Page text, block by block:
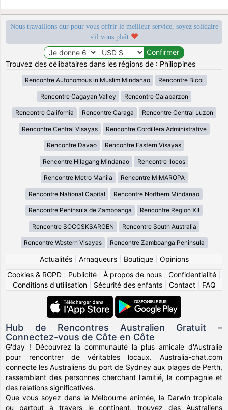
Nous travaillons dur pour vous offrir le meilleur service, soyez solidaire
s'il vous plaît
Trouvez des célibataires dans les régions de : Philippines
Rencontre Autonomous in Muslim Mindanao Rencontre Bicol
Rencontre Cagayan Valley Rencontre Calabarzon
Rencontre California Rencontre Caraga Rencontre Central Luzon
Rencontre Central Visayas Rencontre Cordillera Administrative
Rencontre Davao Rencontre Eastern Visayas
Rencontre Hilagang Mindanao Rencontre Ilocos
Rencontre Metro Manila Rencontre MIMAROPA
Rencontre National Capital Rencontre Northern Mindanao
Rencontre Península de Zamboanga Rencontre Region XII
Rencontre SOCCSKSARGEN Rencontre South Australia
Rencontre Western Visayas Rencontre Zamboanga Peninsula
Actualités| Arnaqueurs| Boutique| Opinions
Cookies & RGPD
Publicité À propos de nous Confidentialité
Conditions d'utilisation| Sécurité des enfants| Contact| FAQ
Hub de Rencontres Australien Gratuit –
Connectez-vous de Côte en Côte
G'day ! Découvrez la communauté la plus amicale d'Australie
pour rencontrer de véritables locaux. Australia-chat.com
connecte les Australiens du port de Sydney aux plages de Perth,
rassemblant des personnes cherchant l'amitié, la compagnie et
des relations significatives.
Que vous soyez dans la Melbourne animée, la Darwin tropicale
ou partout à travers le continent, trouvez des Australiens